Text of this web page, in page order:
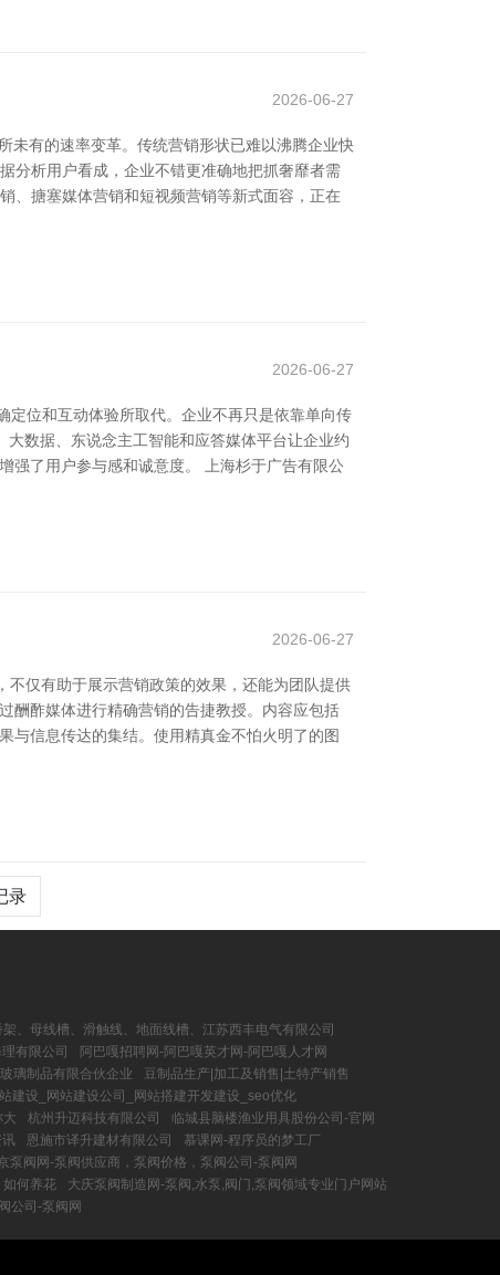
2026-06-27
未有的速率变革。传统营销形状已难以沸腾企业快
分析用户看成，企业不错更准确地把抓奢靡者需
、搪塞媒体营销和短视频营销等新式面容，正在
2026-06-27
定位和互动体验所取代。企业不再只是依靠单向传
数据、东说念主工智能和应答媒体平台让企业约
强了用户参与感和诚意度。 上海杉于广告有限公
2026-06-27
仅有助于展示营销政策的效果，还能为团队提供
酬酢媒体进行精确营销的告捷教授。内容应包括
与信息传达的集结。使用精真金不怕火明了的图
录
架、母线槽、滑触线、地面线槽、江苏西丰电气有限公司
有限公司
阿巴嘎招聘网-阿巴嘎英才网-阿巴嘎人才网
璃制品有限合伙企业
豆制品生产|加工及销售|土特产销售
建设_网站建设公司_网站搭建开发建设_seo优化
杭州升迈科技有限公司
临城县脑楼渔业用具股份公司-官网
恩施市译升建材有限公司
慕课网-程序员的梦工厂
泵阀网-泵阀供应商，泵阀价格，泵阀公司-泵阀网
如何养花
大庆泵阀制造网-泵阀,水泵,阀门,泵阀领域专业门户网站
公司-泵阀网